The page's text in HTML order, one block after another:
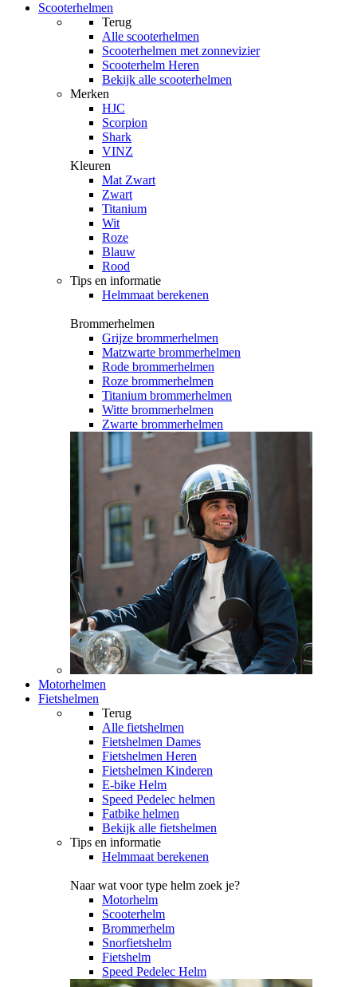
Scooterhelmen
Terug
Alle scooterhelmen
Scooterhelmen met zonnevizier
Scooterhelm Heren
Bekijk alle scooterhelmen
Merken
HJC
Scorpion
Shark
VINZ
Kleuren
Mat Zwart
Zwart
Titanium
Wit
Roze
Blauw
Rood
Tips en informatie
Helmmaat berekenen
Brommerhelmen
Grijze brommerhelmen
Matzwarte brommerhelmen
Rode brommerhelmen
Roze brommerhelmen
Titanium brommerhelmen
Witte brommerhelmen
Zwarte brommerhelmen
Motorhelmen
Fietshelmen
Terug
Alle fietshelmen
Fietshelmen Dames
Fietshelmen Heren
Fietshelmen Kinderen
E-bike Helm
Speed Pedelec helmen
Fatbike helmen
Bekijk alle fietshelmen
Tips en informatie
Helmmaat berekenen
Naar wat voor type helm zoek je?
Motorhelm
Scooterhelm
Brommerhelm
Snorfietshelm
Fietshelm
Speed Pedelec Helm